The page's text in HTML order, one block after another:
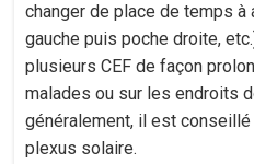
changer de place de temps à
gauche puis poche droite,
plusieurs CEF de façon
malades ou sur les endroits
généralement, il est conseillé
plexus solaire.